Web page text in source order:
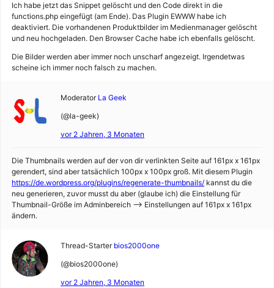
Ich habe jetzt das Snippet gelöscht und den Code direkt in die
functions.php eingefügt (am Ende). Das Plugin EWWW habe ich
deaktiviert. Die vorhandenen Produktbilder im Medienmanager gelöscht
und neu hochgeladen. Den Browser Cache habe ich ebenfalls gelöscht.
Die Bilder werden aber immer noch unscharf angezeigt. Irgendetwas
scheine ich immer noch falsch zu machen.
Moderator La Geek
(@la-geek)
vor 2 Jahren, 3 Monaten
Die Thumbnails werden auf der von dir verlinkten Seite auf 161px x 161px
gerendert, sind aber tatsächlich 100px x 100px groß. Mit diesem Plugin
https://de.wordpress.org/plugins/regenerate-thumbnails/ kannst du die
neu generieren, zuvor musst du aber (glaube ich) die Einstellung für
Thumbnail-Größe im Adminbereich –> Einstellungen auf 161px x 161px
ändern.
Thread-Starter bios2000one
(@bios2000one)
vor 2 Jahren, 3 Monaten